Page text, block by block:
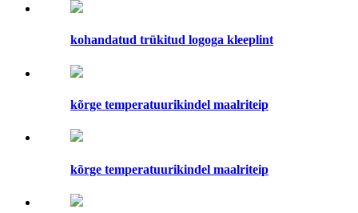
kohandatud trükitud logoga kleeplint
kõrge temperatuurikindel maalriteip
kõrge temperatuurikindel maalriteip